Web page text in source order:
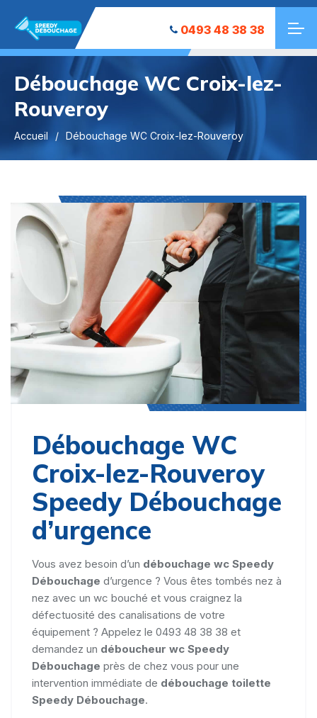
0493 48 38 38
Débouchage WC Croix-lez-
Rouveroy
Accueil Débouchage WC Croix-lez-Rouveroy
Débouchage WC
Croix-lez-Rouveroy
Speedy Débouchage
d’urgence
Vous avez besoin d’un débouchage wc Speedy
Débouchage d’urgence ? Vous êtes tombés nez à
nez avec un wc bouché et vous craignez la
défectuosité des canalisations de votre
équipement ? Appelez le 0493 48 38 38 et
demandez un déboucheur wc Speedy
Débouchage près de chez vous pour une
intervention immédiate de débouchage toilette
Speedy Débouchage.